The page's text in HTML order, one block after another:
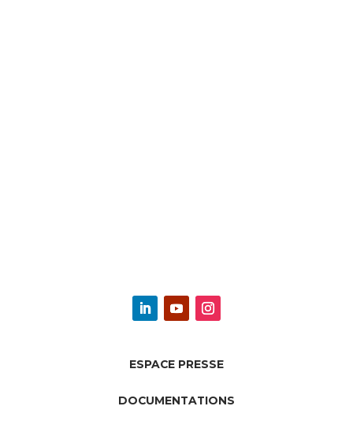
ESPACE PRESSE
DOCUMENTATIONS